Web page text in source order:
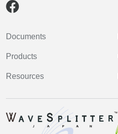
Documents
Products
Resources